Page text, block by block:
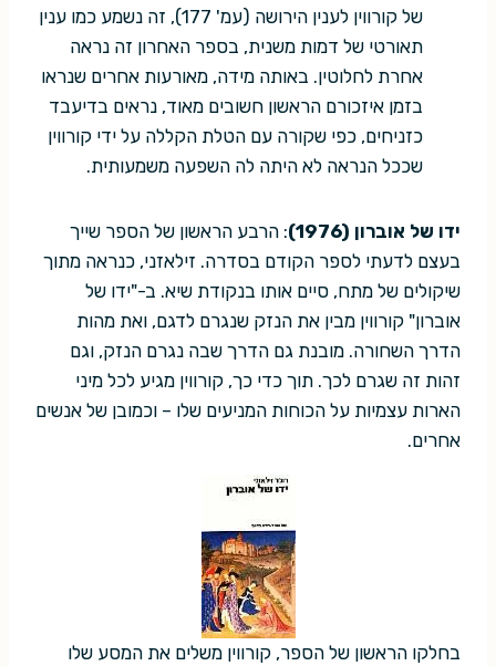
של קורווין לענין הירושה (עמ' 177), זה נשמע כמו ענין
תאורטי של דמות משנית, בספר האחרון זה נראה
אחרת לחלוטין. באותה מידה, מאורעות אחרים שנראו
בזמן איזכורם הראשון חשובים מאוד, נראים בדיעבד
כזניחים, כפי שקורה עם הטלת הקללה על ידי קורווין
שככל הנראה לא היתה לה השפעה משמעותית.
ידו של אוברון (1976)
: הרבע הראשון של הספר שייך
בעצם לדעתי לספר הקודם בסדרה. זילאזני, כנראה מתוך
שיקולים של מתח, סיים אותו בנקודת שיא. ב-"ידו של
אוברון" קורווין מבין את הנזק שנגרם לדגם, ואת מהות
הדרך השחורה. מובנת גם הדרך שבה נגרם הנזק, וגם
זהות זה שגרם לכך. תוך כדי כך, קורווין מגיע לכל מיני
הארות עצמיות על הכוחות המניעים שלו – וכמובן של אנשים
אחרים.
בחלקו הראשון של הספר, קורווין משלים את המסע שלו